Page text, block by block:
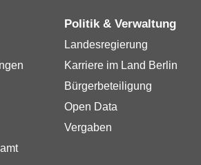
Politik & Verwaltung
Landesregierung
Karriere im Land Berlin
Bürgerbeteiligung
Open Data
Vergaben